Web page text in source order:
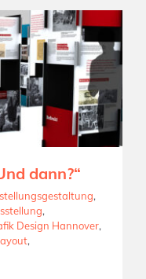
dann?“
,
,
Design Hannover,
,